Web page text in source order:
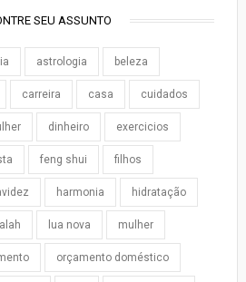
SEU ASSUNTO
astrologia beleza
carreira casa cuidados
dinheiro exercicios
feng shui filhos
harmonia hidratação
lua nova mulher
orçamento doméstico